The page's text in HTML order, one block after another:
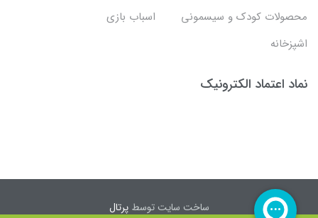
محصولات کودک و سیسمونی
اسباب بازی
اشپزخانه
نماد اعتماد الکترونیک
ساخت سایت توسطپرتال